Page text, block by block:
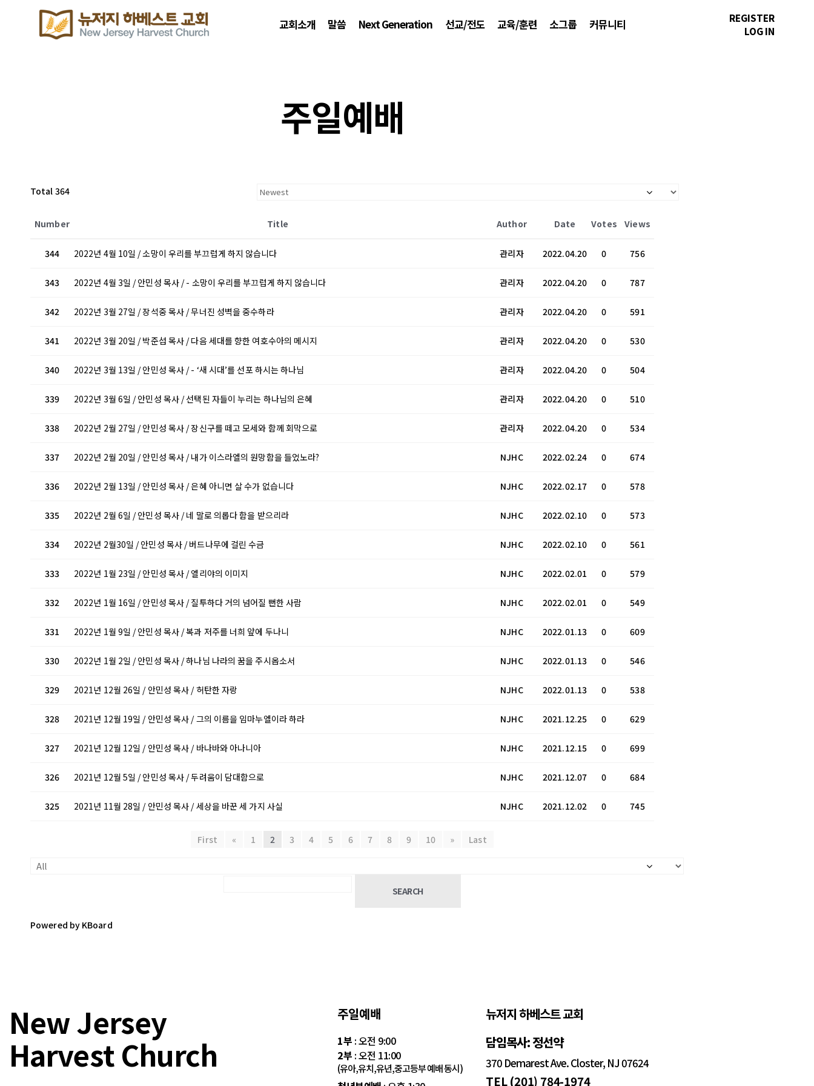
교회소개 말씀 Next Generation 선교/전도 교육/훈련 소그룹 커뮤니티
REGISTER
LOG IN
주일예배
Total 364
Number Title Author Date Votes Views
344 2022년 4월 10일 / 소망이 우리를 부끄럽게 하지 않습니다 관리자 2022.04.20 0 756
343 2022년 4월 3일 / 안민성 목사 / - 소망이 우리를 부끄럽게 하지 않습니다 관리자 2022.04.20 0 787
342 2022년 3월 27일 / 장석중 목사 / 무너진 성벽을 중수하라 관리자 2022.04.20 0 591
341 2022년 3월 20일 / 박준섭 목사 / 다음 세대를 향한 여호수아의 메시지 관리자 2022.04.20 0 530
340 2022년 3월 13일 / 안민성 목사 / - ‘새 시대’를 선포 하시는 하나님 관리자 2022.04.20 0 504
339 2022년 3월 6일 / 안민성 목사 / 선택된 자들이 누리는 하나님의 은혜 관리자 2022.04.20 0 510
338 2022년 2월 27일 / 안민성 목사 / 장신구를 떼고 모세와 함께 회막으로 관리자 2022.04.20 0 534
337 2022년 2월 20일 / 안민성 목사 / 내가 이스라엘의 원망함을 들었노라? NJHC 2022.02.24 0 674
336 2022년 2월 13일 / 안민성 목사 / 은혜 아니면 살 수가 없습니다 NJHC 2022.02.17 0 578
335 2022년 2월 6일 / 안민성 목사 / 네 말로 의롭다 함을 받으리라 NJHC 2022.02.10 0 573
334 2022년 2월30일 / 안민성 목사 / 버드나무에 걸린 수금 NJHC 2022.02.10 0 561
333 2022년 1월 23일 / 안민성 목사 / 엘리야의 이미지 NJHC 2022.02.01 0 579
332 2022년 1월 16일 / 안민성 목사 / 질투하다 거의 넘어질 뻔한 사람 NJHC 2022.02.01 0 549
331 2022년 1월 9일 / 안민성 목사 / 복과 저주를 너희 앞에 두나니 NJHC 2022.01.13 0 609
330 2022년 1월 2일 / 안민성 목사 / 하나님 나라의 꿈을 주시옵소서 NJHC 2022.01.13 0 546
329 2021년 12월 26일 / 안민성 목사 / 허탄한 자랑 NJHC 2022.01.13 0 538
328 2021년 12월 19일 / 안민성 목사 / 그의 이름을 임마누엘이라 하라 NJHC 2021.12.25 0 629
327 2021년 12월 12일 / 안민성 목사 / 바나바와 아나니아 NJHC 2021.12.15 0 699
326 2021년 12월 5일 / 안민성 목사 / 두려움이 담대함으로 NJHC 2021.12.07 0 684
325 2021년 11월 28일 / 안민성 목사 / 세상을 바꾼 세 가지 사실 NJHC 2021.12.02 0 745
First « 1 2 3 4 5 6 7 8 9 10 » Last
SEARCH
Powered by KBoard
New Jersey
Harvest Church
주일예배
1부 : 오전 9:00
2부 : 오전 11:00
(유아,유치,유년,중고등부 예배 동시)
뉴저지 하베스트 교회
담임목사: 정선약
370 Demarest Ave. Closter, NJ 07624
TEL (201) 784-1974